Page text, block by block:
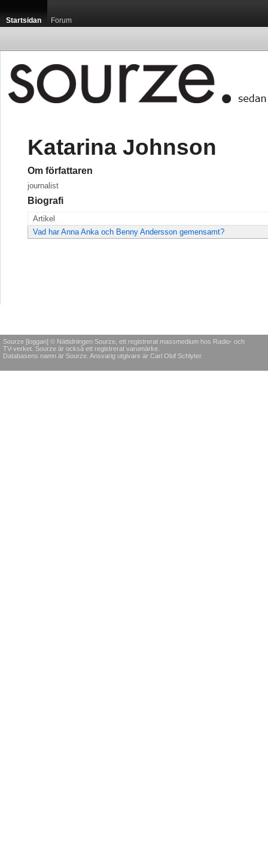
Startsidan Forum
Katarina Johnson
Om författaren
journalist
Biografi
Artikel
Vad har Anna Anka och Benny Andersson gemensamt?
Sourze [loggan] © Nättidningen Sourze, ett registrerat massmedium hos Radio- och
TV-verket. Sourze är också ett registrerat varumärke.
Databasens namn är Sourze. Ansvarig utgivare är Carl Olof Schlyter.